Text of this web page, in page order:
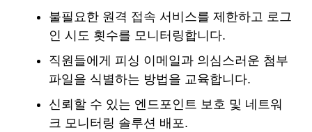
불필요한 원격 접속 서비스를 제한하고 로그
인 시도 횟수를 모니터링합니다.
직원들에게 피싱 이메일과 의심스러운 첨부
파일을 식별하는 방법을 교육합니다.
신뢰할 수 있는 엔드포인트 보호 및 네트워
크 모니터링 솔루션 배포.